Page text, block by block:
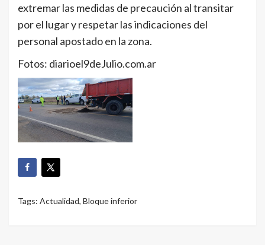
extremar las medidas de precaución al transitar
por el lugar y respetar las indicaciones del
personal apostado en la zona.
Fotos: diarioel9deJulio.com.ar
Tags: Actualidad, Bloque inferior